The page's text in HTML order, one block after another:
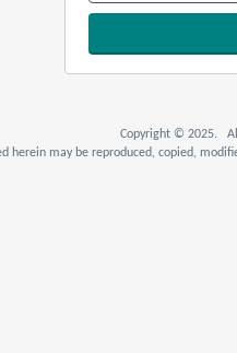
Copyright © 2025. All
herein may be reproduced, copied,